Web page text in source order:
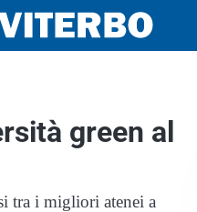
green al
tra i migliori atenei a